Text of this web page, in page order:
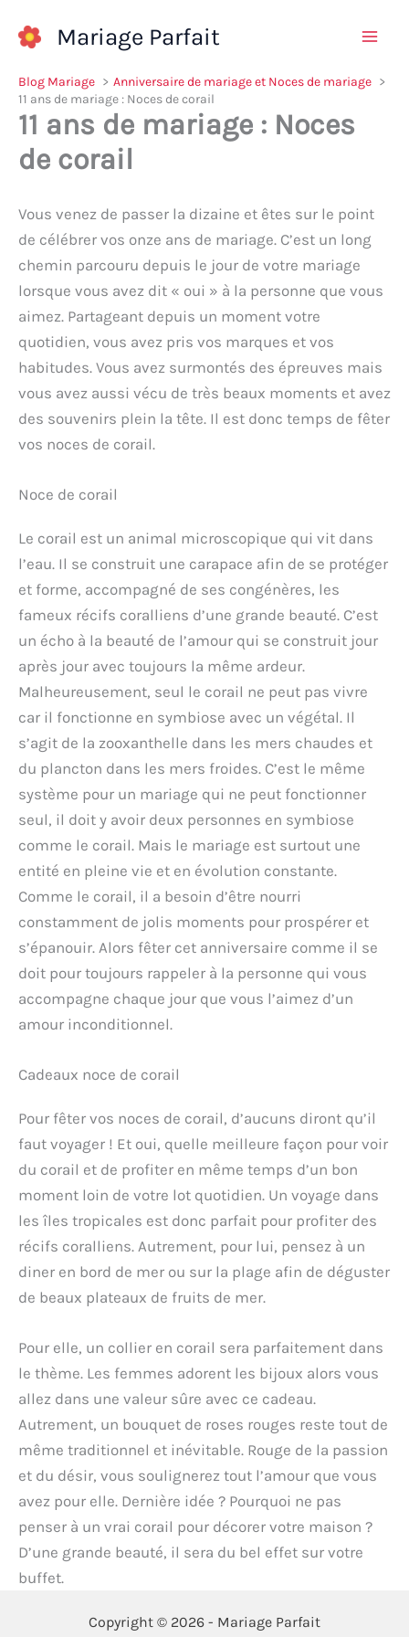
Mariage Parfait
Blog Mariage
Anniversaire de mariage et Noces de mariage
11 ans de mariage : Noces de corail
11 ans de mariage : Noces
de corail
Vous venez de passer la dizaine et êtes sur le point
de célébrer vos onze ans de mariage. C’est un long
chemin parcouru depuis le jour de votre mariage
lorsque vous avez dit « oui » à la personne que vous
aimez. Partageant depuis un moment votre
quotidien, vous avez pris vos marques et vos
habitudes. Vous avez surmontés des épreuves mais
vous avez aussi vécu de très beaux moments et avez
des souvenirs plein la tête. Il est donc temps de fêter
vos noces de corail.
Noce de corail
Le corail est un animal microscopique qui vit dans
l’eau. Il se construit une carapace afin de se protéger
et forme, accompagné de ses congénères, les
fameux récifs coralliens d’une grande beauté. C’est
un écho à la beauté de l’amour qui se construit jour
après jour avec toujours la même ardeur.
Malheureusement, seul le corail ne peut pas vivre
car il fonctionne en symbiose avec un végétal. Il
s’agit de la zooxanthelle dans les mers chaudes et
du plancton dans les mers froides. C’est le même
système pour un mariage qui ne peut fonctionner
seul, il doit y avoir deux personnes en symbiose
comme le corail. Mais le mariage est surtout une
entité en pleine vie et en évolution constante.
Comme le corail, il a besoin d’être nourri
constamment de jolis moments pour prospérer et
s’épanouir. Alors fêter cet anniversaire comme il se
doit pour toujours rappeler à la personne qui vous
accompagne chaque jour que vous l’aimez d’un
amour inconditionnel.
Cadeaux noce de corail
Pour fêter vos noces de corail, d’aucuns diront qu’il
faut voyager ! Et oui, quelle meilleure façon pour voir
du corail et de profiter en même temps d’un bon
moment loin de votre lot quotidien. Un voyage dans
les îles tropicales est donc parfait pour profiter des
récifs coralliens. Autrement, pour lui, pensez à un
diner en bord de mer ou sur la plage afin de déguster
de beaux plateaux de fruits de mer.
Pour elle, un collier en corail sera parfaitement dans
le thème. Les femmes adorent les bijoux alors vous
allez dans une valeur sûre avec ce cadeau.
Autrement, un bouquet de roses rouges reste tout de
même traditionnel et inévitable. Rouge de la passion
et du désir, vous soulignerez tout l’amour que vous
avez pour elle. Dernière idée ? Pourquoi ne pas
penser à un vrai corail pour décorer votre maison ?
D’une grande beauté, il sera du bel effet sur votre
buffet.
Copyright © 2026 - Mariage Parfait